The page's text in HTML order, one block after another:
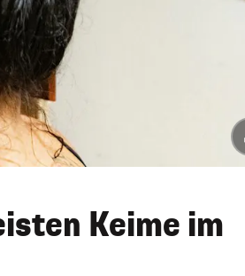
Keime im